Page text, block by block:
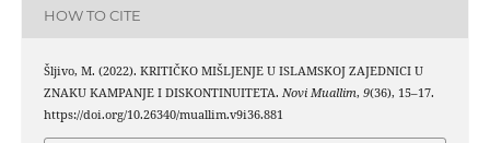
HOW TO CITE
Šljivo, M. (2022). KRITIČKO MIŠLJENJE U ISLAMSKOJ ZAJEDNICI U
ZNAKU KAMPANJE I DISKONTINUITETA. Novi Muallim, 9(36), 15–17.
https://doi.org/10.26340/muallim.v9i36.881